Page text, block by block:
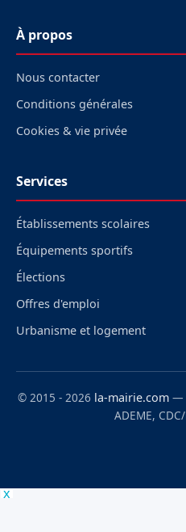
À propos
Nous contacter
Conditions générales
Cookies & vie privée
Services
Établissements scolaires
Équipements sportifs
Élections
Offres d'emploi
Urbanisme et logement
© 2015 - 2026 la-mairie.com —
ADEME, CDC/
x